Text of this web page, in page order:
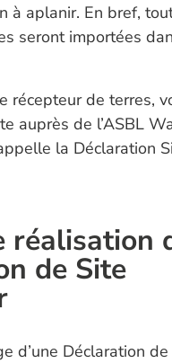
à aplanir. En bref,
seront importées
récepteur de terres,
auprès de l’ASBL
la Déclaration
réalisation
de Site
d’une Déclaration